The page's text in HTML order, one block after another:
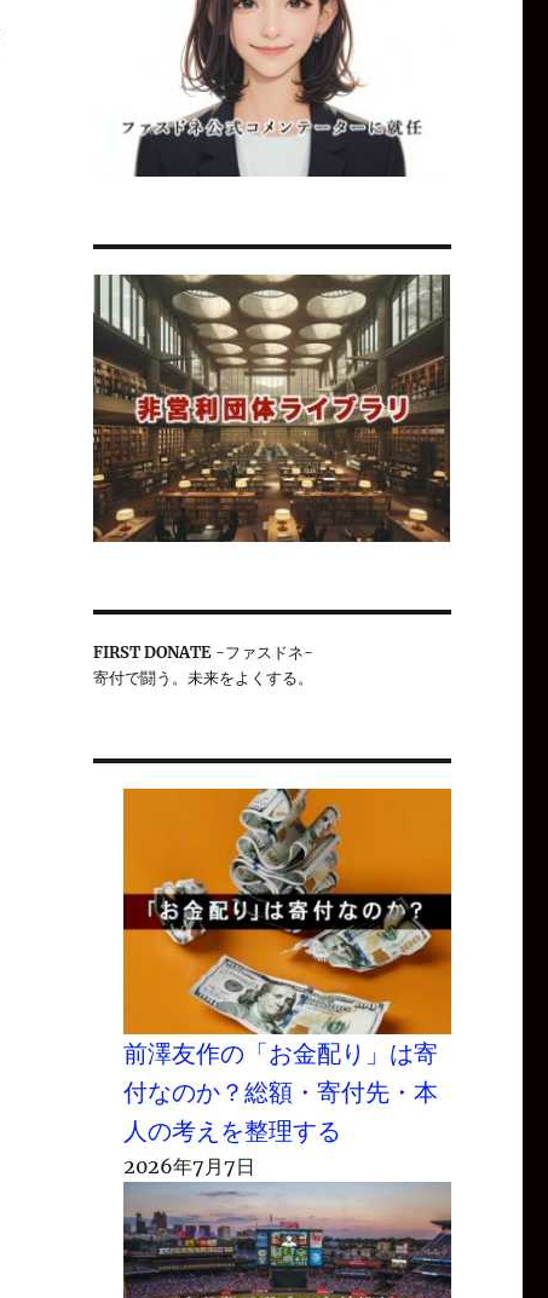
FIRST DONATE-ファスドネ-
寄付で闘う。未来をよくする。
前澤友作の「お金配り」は寄
付なのか？総額・寄付先・本
人の考えを整理する
2026年7月7日